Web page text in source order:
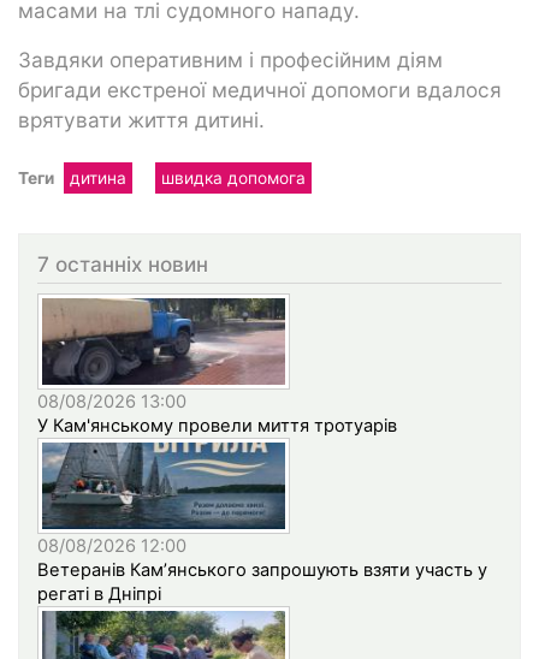
масами на тлі судомного нападу.
Завдяки оперативним і професійним діям
бригади екстреної медичної допомоги вдалося
врятувати життя дитині.
Теги дитина швидка допомога
7 останніх новин
08/08/2026 13:00
У Кам'янському провели миття тротуарів
08/08/2026 12:00
Ветеранів Кам’янського запрошують взяти участь у
регаті в Дніпрі